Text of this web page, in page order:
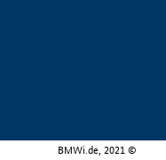
BMWi.de, 2021 ©